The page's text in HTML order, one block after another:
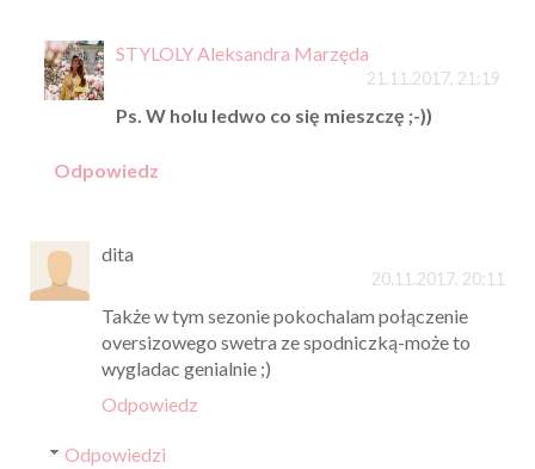
STYLOLY Aleksandra Marzęda
21.11.2017, 21:19
Ps. W holu ledwo co się mieszczę ;-))
Odpowiedz
dita
20.11.2017, 20:11
Także w tym sezonie pokochalam połączenie
oversizowego swetra ze spodniczką-może to
wygladac genialnie ;)
Odpowiedz
Odpowiedzi